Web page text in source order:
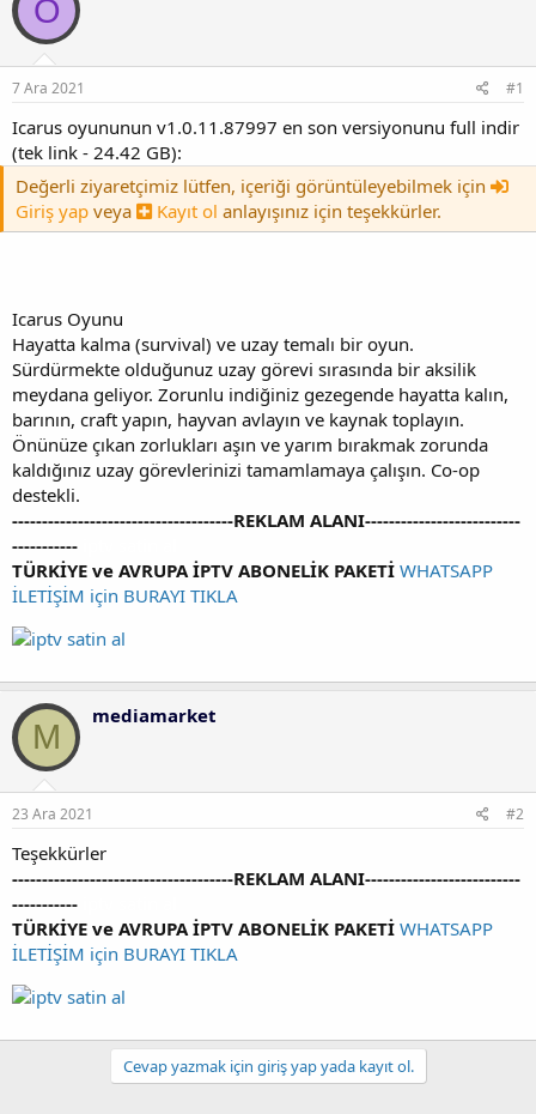
u
y
u
b
ş
l
t
a
g
t
a
r
i
h
O
7 Ara 2021 #1
Icarus oyununun v1.0.11.87997 en son versiyonunu full indir
(tek link - 24.42 GB):
Değerli ziyaretçimiz lütfen, içeriği görüntüleyebilmek için
Giriş yap veya Kayıt ol anlayışınız için teşekkürler.
Icarus Oyunu
Hayatta kalma (survival) ve uzay temalı bir oyun.
Sürdürmekte olduğunuz uzay görevi sırasında bir aksilik
meydana geliyor. Zorunlu indiğiniz gezegende hayatta kalın,
barının, craft yapın, hayvan avlayın ve kaynak toplayın.
Önünüze çıkan zorlukları aşın ve yarım bırakmak zorunda
kaldığınız uzay görevlerinizi tamamlamaya çalışın. Co-op
destekli.
-------------------------------------REKLAM ALANI--------------------------
-----------
TÜRKİYE ve AVRUPA İPTV ABONELİK PAKETİ WHATSAPP
İLETİŞİM için BURAYI TIKLA
M
mediamarket
23 Ara 2021 #2
Teşekkürler
-------------------------------------REKLAM ALANI--------------------------
-----------
TÜRKİYE ve AVRUPA İPTV ABONELİK PAKETİ WHATSAPP
İLETİŞİM için BURAYI TIKLA
Cevap yazmak için giriş yap yada kayıt ol.